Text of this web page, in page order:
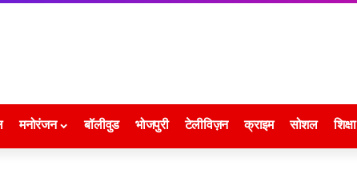
मनोरंजन बॉलीवुड भोजपुरी टेलीविज़न क्राइम सोशल शिक्षा